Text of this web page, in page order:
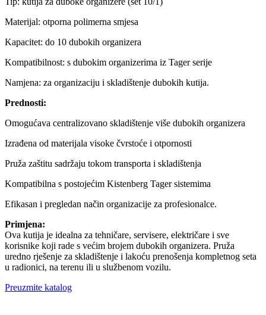
Materijal: otporna polimerna smjesa
Kapacitet: do 10 dubokih organizera
Kompatibilnost: s dubokim organizerima iz Tager serije
Namjena: za organizaciju i skladištenje dubokih kutija.
Prednosti:
Omogućava centralizovano skladištenje više dubokih organizera
Izrađena od materijala visoke čvrstoće i otpornosti
Pruža zaštitu sadržaju tokom transporta i skladištenja
Kompatibilna s postojećim Kistenberg Tager sistemima
Efikasan i pregledan način organizacije za profesionalce.
Primjena:
Ova kutija je idealna za tehničare, servisere, električare i sve
korisnike koji rade s većim brojem dubokih organizera. Pruža
uredno rješenje za skladištenje i lakoću prenošenja kompletnog seta
u radionici, na terenu ili u službenom vozilu.
Preuzmite katalog